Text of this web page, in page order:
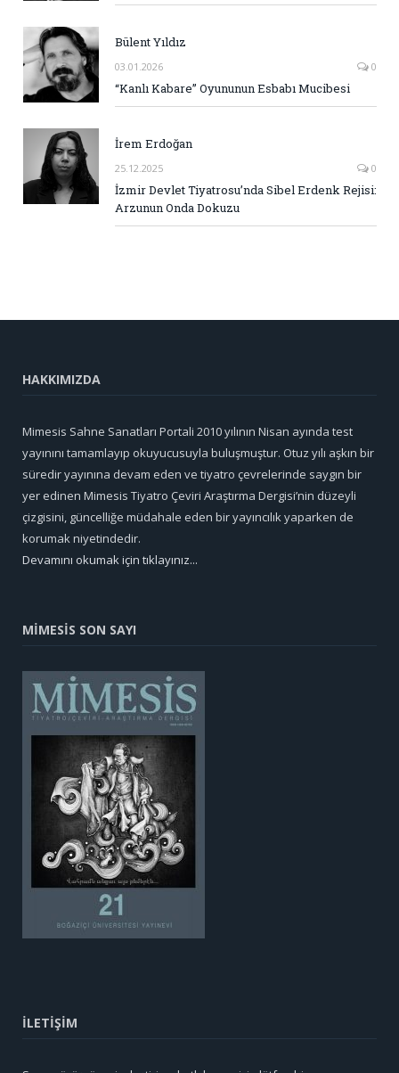
Bülent Yıldız
03.01.2026 0
“Kanlı Kabare” Oyununun Esbabı Mucibesi
İrem Erdoğan
25.12.2025 0
İzmir Devlet Tiyatrosu’nda Sibel Erdenk Rejisi:
Arzunun Onda Dokuzu
HAKKIMIZDA
Mimesis Sahne Sanatları Portali 2010 yılının Nisan ayında test
yayınını tamamlayıp okuyucusuyla buluşmuştur. Otuz yılı aşkın bir
süredir yayınına devam eden ve tiyatro çevrelerinde saygın bir
yer edinen Mimesis Tiyatro Çeviri Araştırma Dergisi’nin düzeyli
çizgisini, güncelliğe müdahale eden bir yayıncılık yaparken de
korumak niyetindedir.
Devamını okumak için tıklayınız...
MİMESİS SON SAYI
İLETİŞİM